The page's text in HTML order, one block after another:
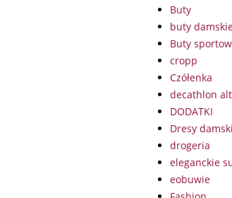
Buty
buty
Buty
cropp
Czółenka
decathlon
DODATKI
Dresy
drogeria
eleganckie
eobuwie